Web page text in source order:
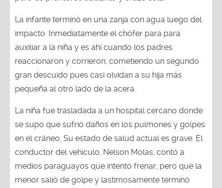
La infante terminó en una zanja con agua luego del
impacto. Inmediatamente el chófer para para
auxiliar a la niña y es ahí cuando los padres
reaccionaron y corrieron, cometiendo un segundo
gran descuido pues casi olvidan a su hija más
pequeña al otro lado de la acera.
La niña fue trasladada a un hospital cercano donde
se supo que sufrió daños en los pulmones y golpes
en el cráneo. Su estado de salud actual es grave. El
conductor del vehículo, Nelson Molas, contó a
medios paraguayos que intentó frenar, pero que la
menor salió de golpe y lastimosamente terminó